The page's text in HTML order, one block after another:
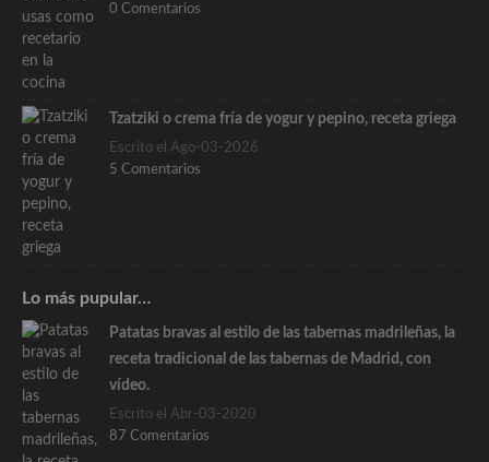
0 Comentarios
Tzatziki o crema fría de yogur y pepino, receta griega
Escrito el Ago-03-2026
5 Comentarios
Lo más pupular…
Patatas bravas al estilo de las tabernas madrileñas, la
receta tradicional de las tabernas de Madrid, con
vídeo.
Escrito el Abr-03-2020
87 Comentarios